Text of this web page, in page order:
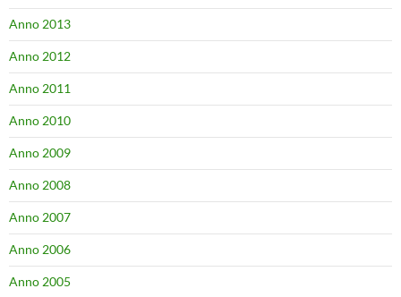
Anno 2013
Anno 2012
Anno 2011
Anno 2010
Anno 2009
Anno 2008
Anno 2007
Anno 2006
Anno 2005